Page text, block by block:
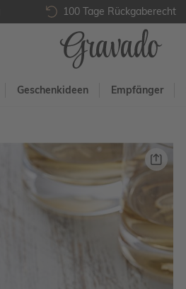
100 Tage Rückgaberecht
Geschenkideen Empfänger